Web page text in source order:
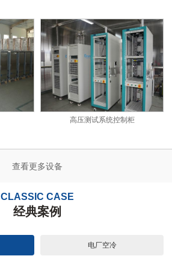
高压测试系统控制柜
查看更多设备
CLASSIC CASE
经典案例
电厂空冷